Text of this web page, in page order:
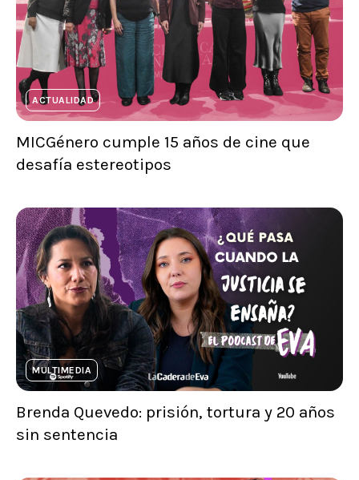
ACTUALIDAD
MICGénero cumple 15 años de cine que
desafía estereotipos
MULTIMEDIA
Brenda Quevedo: prisión, tortura y 20 años
sin sentencia